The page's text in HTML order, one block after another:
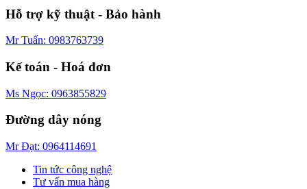
Hỗ trợ kỹ thuật - Bảo hành
Mr Tuấn: 0983763739
Kế toán - Hoá đơn
Ms Ngọc: 0963855829
Đường dây nóng
Mr Đạt: 0964114691
Tin tức công nghệ
Tư vấn mua hàng